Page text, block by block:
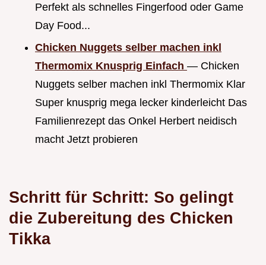
Perfekt als schnelles Fingerfood oder Game
Day Food...
Chicken Nuggets selber machen inkl
Thermomix Knusprig Einfach — Chicken
Nuggets selber machen inkl Thermomix Klar
Super knusprig mega lecker kinderleicht Das
Familienrezept das Onkel Herbert neidisch
macht Jetzt probieren
Schritt für Schritt: So gelingt
die Zubereitung des Chicken
Tikka